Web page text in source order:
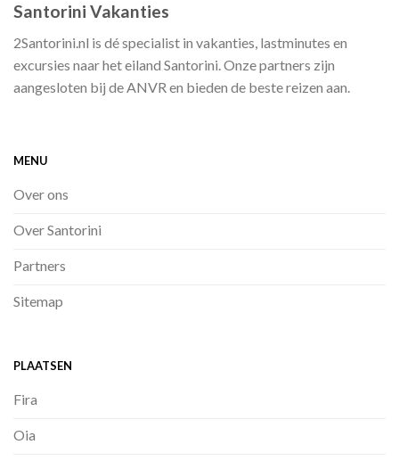
Santorini Vakanties
2Santorini.nl is dé specialist in vakanties, lastminutes en
excursies naar het eiland Santorini. Onze partners zijn
aangesloten bij de ANVR en bieden de beste reizen aan.
MENU
Over ons
Over Santorini
Partners
Sitemap
PLAATSEN
Fira
Oia